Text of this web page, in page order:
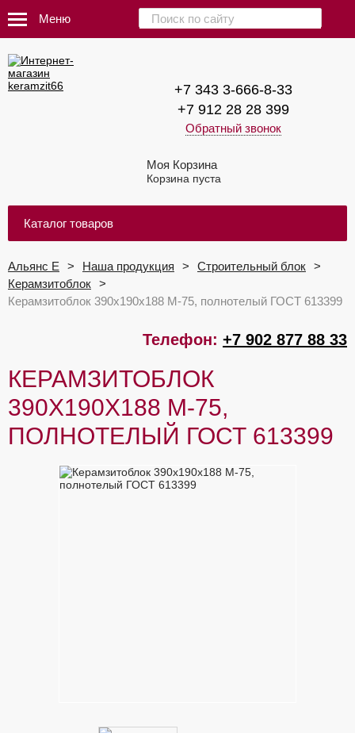
Меню
+7 343 3-666-8-33
+7 912 28 28 399
Обратный звонок
Моя Корзина
Корзина пуста
Каталог товаров
Альянс Е Наша продукция
Строительный блок
Керамзитоблок
Керамзитоблок 390х190х188 М-75, полнотелый ГОСТ 613399
Телефон: +7 902 877 88 33
КЕРАМЗИТОБЛОК
390Х190Х188 М-75,
ПОЛНОТЕЛЫЙ ГОСТ 613399